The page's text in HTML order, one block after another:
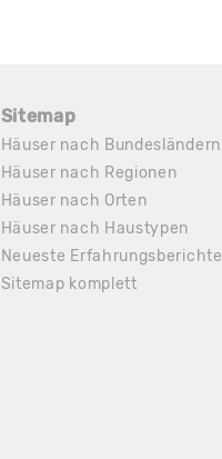
Sitemap
Häuser nach Bundesländern
Häuser nach Regionen
Häuser nach Orten
Häuser nach Haustypen
Neueste Erfahrungsberichte
Sitemap komplett